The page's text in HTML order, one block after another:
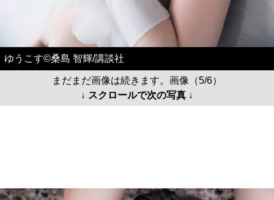
ゆうこす©桑島 智輝/講談社
まだまだ画像は続きます。画像（5/6）
↓ スクロールで次の写真 ↓